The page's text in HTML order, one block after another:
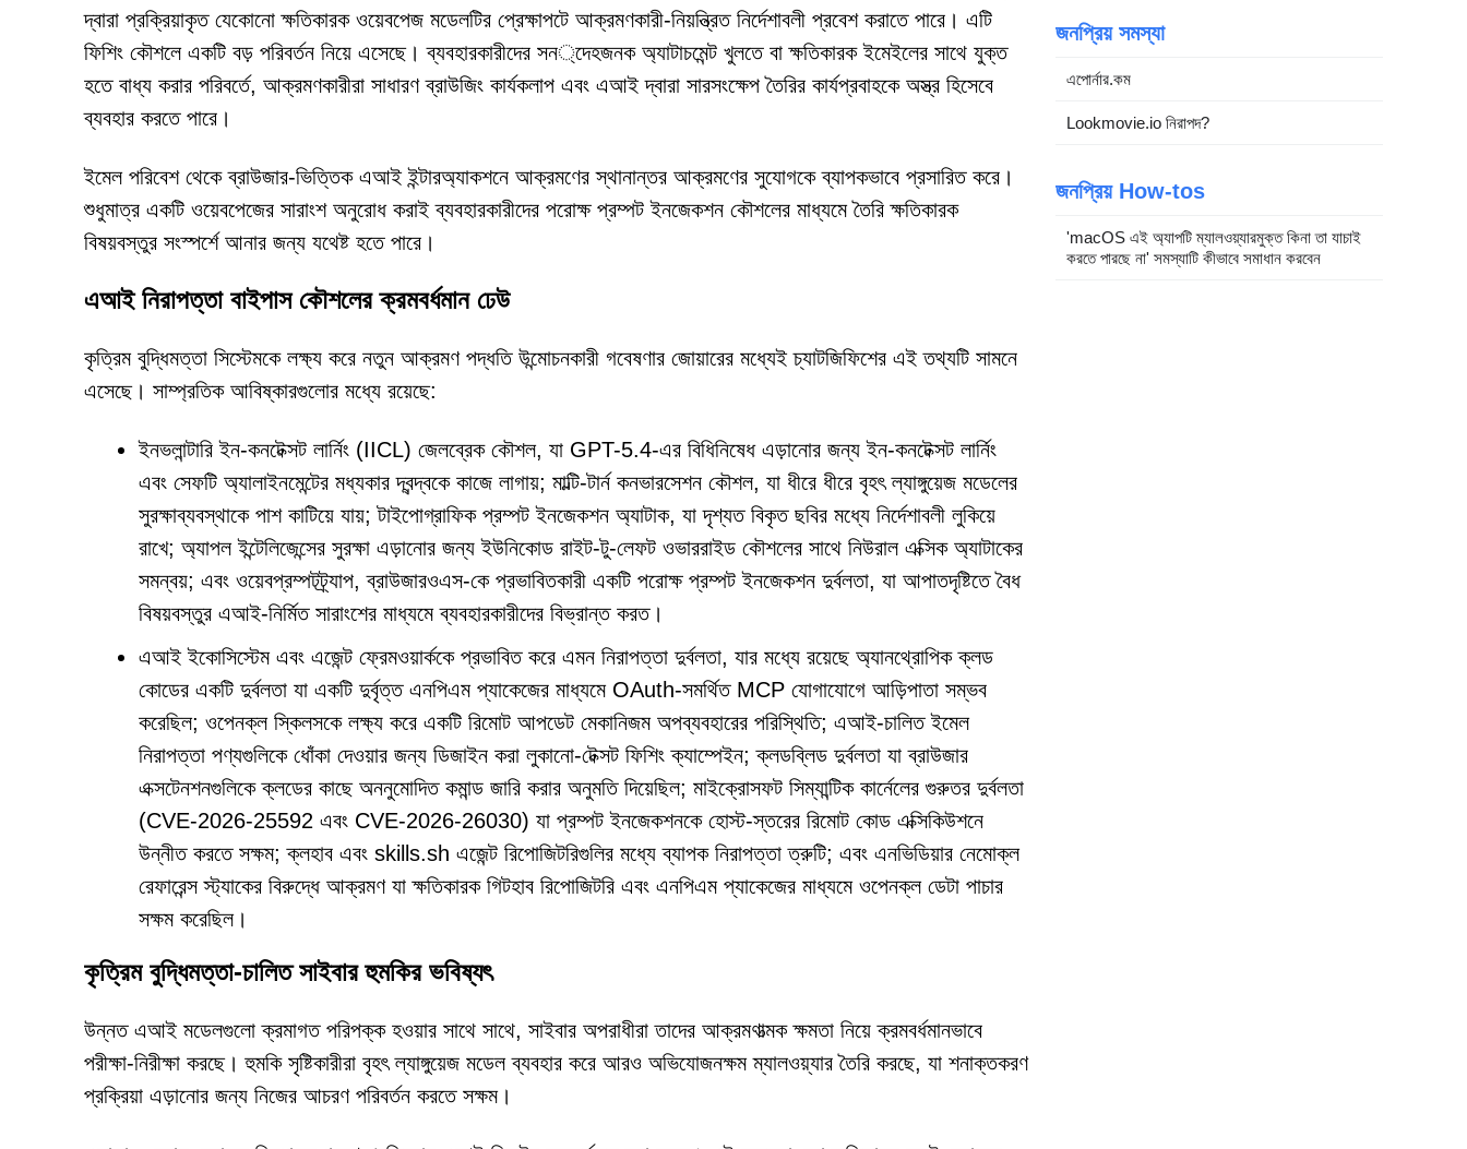
দ্বারা প্রক্রিয়াকৃত যেকোনো ক্ষতিকারক ওয়েবপেজ মডেলটির প্রেক্ষাপটে আক্রমণকারী-নিয়ন্ত্রিত নির্দেশাবলী প্রবেশ করাতে পারে। এটি
ফিশিং কৌশলে একটি বড় পরিবর্তন নিয়ে এসেছে। ব্যবহারকারীদের সন্দেহজনক অ্যাটাচমেন্ট খুলতে বা ক্ষতিকারক ইমেইলের সাথে যুক্ত
হতে বাধ্য করার পরিবর্তে, আক্রমণকারীরা সাধারণ ব্রাউজিং কার্যকলাপ এবং এআই দ্বারা সারসংক্ষেপ তৈরির কার্যপ্রবাহকে অস্ত্র হিসেবে
ব্যবহার করতে পারে।
ইমেল পরিবেশ থেকে ব্রাউজার-ভিত্তিক এআই ইন্টারঅ্যাকশনে আক্রমণের স্থানান্তর আক্রমণের সুযোগকে ব্যাপকভাবে প্রসারিত করে।
শুধুমাত্র একটি ওয়েবপেজের সারাংশ অনুরোধ করাই ব্যবহারকারীদের পরোক্ষ প্রম্পট ইনজেকশন কৌশলের মাধ্যমে তৈরি ক্ষতিকারক
বিষয়বস্তুর সংস্পর্শে আনার জন্য যথেষ্ট হতে পারে।
এআই নিরাপত্তা বাইপাস কৌশলের ক্রমবর্ধমান ঢেউ
কৃত্রিম বুদ্ধিমত্তা সিস্টেমকে লক্ষ্য করে নতুন আক্রমণ পদ্ধতি উন্মোচনকারী গবেষণার জোয়ারের মধ্যেই চ্যাটজিফিশের এই তথ্যটি সামনে
এসেছে। সাম্প্রতিক আবিষ্কারগুলোর মধ্যে রয়েছে:
ইনভলান্টারি ইন-কনটেক্সট লার্নিং (IICL) জেলব্রেক কৌশল, যা GPT-5.4-এর বিধিনিষেধ এড়ানোর জন্য ইন-কনটেক্সট লার্নিং
এবং সেফটি অ্যালাইনমেন্টের মধ্যকার দ্বন্দ্বকে কাজে লাগায়; মাল্টি-টার্ন কনভারসেশন কৌশল, যা ধীরে ধীরে বৃহৎ ল্যাঙ্গুয়েজ মডেলের
সুরক্ষাব্যবস্থাকে পাশ কাটিয়ে যায়; টাইপোগ্রাফিক প্রম্পট ইনজেকশন অ্যাটাক, যা দৃশ্যত বিকৃত ছবির মধ্যে নির্দেশাবলী লুকিয়ে
রাখে; অ্যাপল ইন্টেলিজেন্সের সুরক্ষা এড়ানোর জন্য ইউনিকোড রাইট-টু-লেফট ওভাররাইড কৌশলের সাথে নিউরাল এক্সিক অ্যাটাকের
সমন্বয়; এবং ওয়েবপ্রম্পটট্র্যাপ, ব্রাউজারওএস-কে প্রভাবিতকারী একটি পরোক্ষ প্রম্পট ইনজেকশন দুর্বলতা, যা আপাতদৃষ্টিতে বৈধ
বিষয়বস্তুর এআই-নির্মিত সারাংশের মাধ্যমে ব্যবহারকারীদের বিভ্রান্ত করত।
এআই ইকোসিস্টেম এবং এজেন্ট ফ্রেমওয়ার্ককে প্রভাবিত করে এমন নিরাপত্তা দুর্বলতা, যার মধ্যে রয়েছে অ্যানথ্রোপিক ক্লড
কোডের একটি দুর্বলতা যা একটি দুর্বৃত্ত এনপিএম প্যাকেজের মাধ্যমে OAuth-সমর্থিত MCP যোগাযোগে আড়িপাতা সম্ভব
করেছিল; ওপেনক্ল স্কিলসকে লক্ষ্য করে একটি রিমোট আপডেট মেকানিজম অপব্যবহারের পরিস্থিতি; এআই-চালিত ইমেল
নিরাপত্তা পণ্যগুলিকে ধোঁকা দেওয়ার জন্য ডিজাইন করা লুকানো-টেক্সট ফিশিং ক্যাম্পেইন; ক্লডব্লিড দুর্বলতা যা ব্রাউজার
এক্সটেনশনগুলিকে ক্লডের কাছে অননুমোদিত কমান্ড জারি করার অনুমতি দিয়েছিল; মাইক্রোসফট সিম্যান্টিক কার্নেলের গুরুতর দুর্বলতা
(CVE-2026-25592 এবং CVE-2026-26030) যা প্রম্পট ইনজেকশনকে হোস্ট-স্তরের রিমোট কোড এক্সিকিউশনে
উন্নীত করতে সক্ষম; ক্লহাব এবং skills.sh এজেন্ট রিপোজিটরিগুলির মধ্যে ব্যাপক নিরাপত্তা ত্রুটি; এবং এনভিডিয়ার নেমোক্ল
রেফারেন্স স্ট্যাকের বিরুদ্ধে আক্রমণ যা ক্ষতিকারক গিটহাব রিপোজিটরি এবং এনপিএম প্যাকেজের মাধ্যমে ওপেনক্ল ডেটা পাচার
সক্ষম করেছিল।
কৃত্রিম বুদ্ধিমত্তা-চালিত সাইবার হুমকির ভবিষ্যৎ
উন্নত এআই মডেলগুলো ক্রমাগত পরিপক্ক হওয়ার সাথে সাথে, সাইবার অপরাধীরা তাদের আক্রমণাত্মক ক্ষমতা নিয়ে ক্রমবর্ধমানভাবে
পরীক্ষা-নিরীক্ষা করছে। হুমকি সৃষ্টিকারীরা বৃহৎ ল্যাঙ্গুয়েজ মডেল ব্যবহার করে আরও অভিযোজনক্ষম ম্যালওয়্যার তৈরি করছে, যা শনাক্তকরণ
প্রক্রিয়া এড়ানোর জন্য নিজের আচরণ পরিবর্তন করতে সক্ষম।
জনপ্রিয় সমস্যা
এপোর্নার.কম
Lookmovie.io নিরাপদ?
জনপ্রিয় How-tos
'macOS এই অ্যাপটি ম্যালওয়্যারমুক্ত কিনা তা যাচাই
করতে পারছে না' সমস্যাটি কীভাবে সমাধান করবেন